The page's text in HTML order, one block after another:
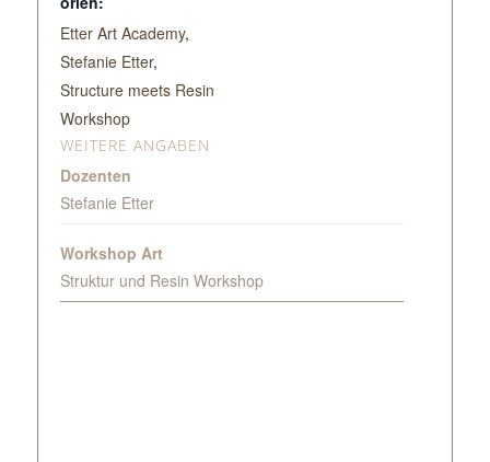
Etter Art Academy,
Stefanie Etter,
Structure meets Resin
Workshop
WEITERE ANGABEN
Dozenten
Stefanie Etter
Workshop Art
Struktur und Resin Workshop